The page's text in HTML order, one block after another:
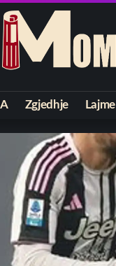
Zgjedhje Lajme